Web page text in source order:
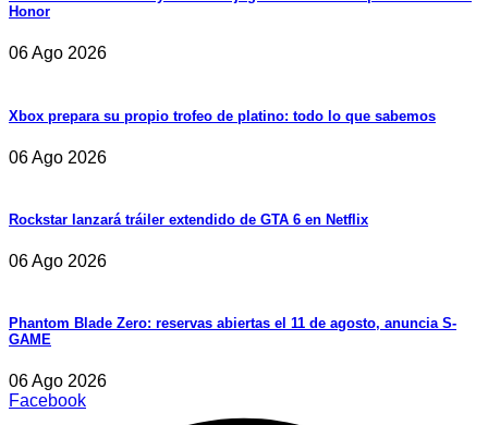
Honor
06 Ago 2026
Xbox prepara su propio trofeo de platino: todo lo que sabemos
06 Ago 2026
Rockstar lanzará tráiler extendido de GTA 6 en Netflix
06 Ago 2026
Phantom Blade Zero: reservas abiertas el 11 de agosto, anuncia S-
GAME
06 Ago 2026
Facebook